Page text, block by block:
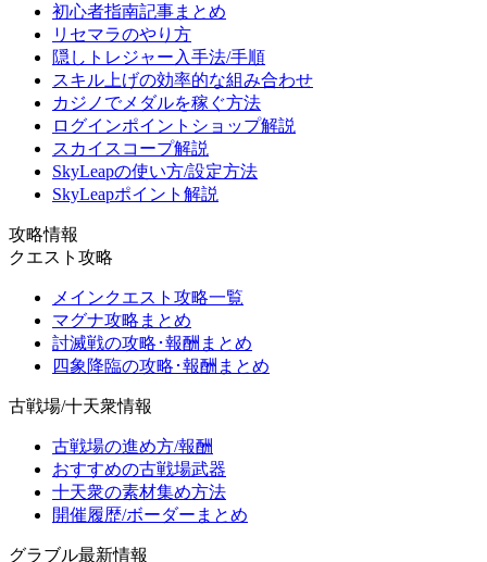
初心者指南記事まとめ
リセマラのやり方
隠しトレジャー入手法/手順
スキル上げの効率的な組み合わせ
カジノでメダルを稼ぐ方法
ログインポイントショップ解説
スカイスコープ解説
SkyLeapの使い方/設定方法
SkyLeapポイント解説
攻略情報
クエスト攻略
メインクエスト攻略一覧
マグナ攻略まとめ
討滅戦の攻略･報酬まとめ
四象降臨の攻略･報酬まとめ
古戦場/十天衆情報
古戦場の進め方/報酬
おすすめの古戦場武器
十天衆の素材集め方法
開催履歴/ボーダーまとめ
グラブル最新情報